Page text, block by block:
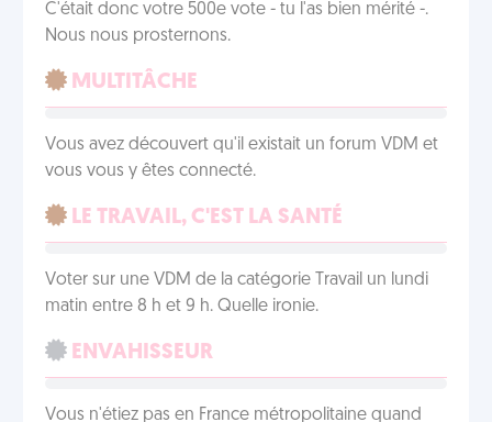
C'était donc votre 500e vote - tu l'as bien mérité -.
Nous nous prosternons.
MULTITÂCHE
Vous avez découvert qu'il existait un forum VDM et
vous vous y êtes connecté.
LE TRAVAIL, C'EST LA SANTÉ
Voter sur une VDM de la catégorie Travail un lundi
matin entre 8 h et 9 h. Quelle ironie.
ENVAHISSEUR
Vous n'étiez pas en France métropolitaine quand